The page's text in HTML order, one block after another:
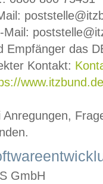
Mail:
Empfänger das
Kontakt:
Anregungen,
GmbH